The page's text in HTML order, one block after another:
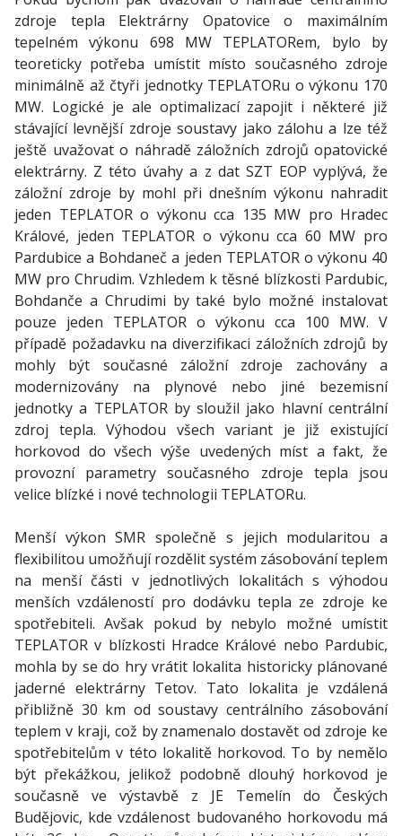
zdroje tepla Elektrárny Opatovice o maximálním
tepelném výkonu 698 MW TEPLATORem, bylo by
teoreticky potřeba umístit místo současného zdroje
minimálně až čtyři jednotky TEPLATORu o výkonu 170
MW. Logické je ale optimalizací zapojit i některé již
stávající levnější zdroje soustavy jako zálohu a lze též
ještě uvažovat o náhradě záložních zdrojů opatovické
elektrárny. Z této úvahy a z dat SZT EOP vyplývá, že
záložní zdroje by mohl při dnešním výkonu nahradit
jeden TEPLATOR o výkonu cca 135 MW pro Hradec
Králové, jeden TEPLATOR o výkonu cca 60 MW pro
Pardubice a Bohdaneč a jeden TEPLATOR o výkonu 40
MW pro Chrudim. Vzhledem k těsné blízkosti Pardubic,
Bohdanče a Chrudimi by také bylo možné instalovat
pouze jeden TEPLATOR o výkonu cca 100 MW. V
případě požadavku na diverzifikaci záložních zdrojů by
mohly být současné záložní zdroje zachovány a
modernizovány na plynové nebo jiné bezemisní
jednotky a TEPLATOR by sloužil jako hlavní centrální
zdroj tepla. Výhodou všech variant je již existující
horkovod do všech výše uvedených míst a fakt, že
provozní parametry současného zdroje tepla jsou
velice blízké i nové technologii TEPLATORu.
Menší výkon SMR společně s jejich modularitou a
flexibilitou umožňují rozdělit systém zásobování teplem
na menší části v jednotlivých lokalitách s výhodou
menších vzdáleností pro dodávku tepla ze zdroje ke
spotřebiteli. Avšak pokud by nebylo možné umístit
TEPLATOR v blízkosti Hradce Králové nebo Pardubic,
mohla by se do hry vrátit lokalita historicky plánované
jaderné elektrárny Tetov. Tato lokalita je vzdálená
přibližně 30 km od soustavy centrálního zásobování
teplem v kraji, což by znamenalo dostavět od zdroje ke
spotřebitelům v této lokalitě horkovod. To by nemělo
být překážkou, jelikož podobně dlouhý horkovod je
současně ve výstavbě z JE Temelín do Českých
Budějovic, kde vzdálenost budovaného horkovodu má